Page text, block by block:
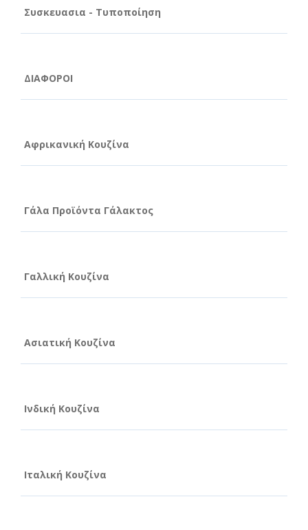
Συσκευασια - Τυποποίηση
ΔΙΑΦΟΡΟΙ
Αφρικανική Κουζίνα
Γάλα Προϊόντα Γάλακτος
Γαλλική Κουζίνα
Ασιατική Κουζίνα
Ινδική Κουζίνα
Ιταλική Κουζίνα